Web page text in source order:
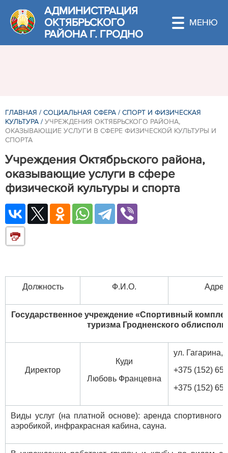
АДМИНИСТРАЦИЯ
ОКТЯБРЬСКОГО
РАЙОНА Г. ГРОДНО
ГЛАВНАЯ / СОЦИАЛЬНАЯ СФЕРА / СПОРТ И ФИЗИЧЕСКАЯ
КУЛЬТУРА / УЧРЕЖДЕНИЯ ОКТЯБРЬСКОГО РАЙОНА,
ОКАЗЫВАЮЩИЕ УСЛУГИ В СФЕРЕ ФИЗИЧЕСКОЙ КУЛЬТУРЫ И
СПОРТА
Учреждения Октябрьского района,
оказывающие услуги в сфере
физической культуры и спорта
Должность Ф.И.О.
Государственное учреждение «Спортивный
туризма Гродненского
Директор
Куди
Любовь Францевна
ул. Гагарина,
+375 (152) 65
+375 (152) 65
Виды услуг (на платной основе): аренда спортивного
аэробикой, инфракрасная кабина, сауна.